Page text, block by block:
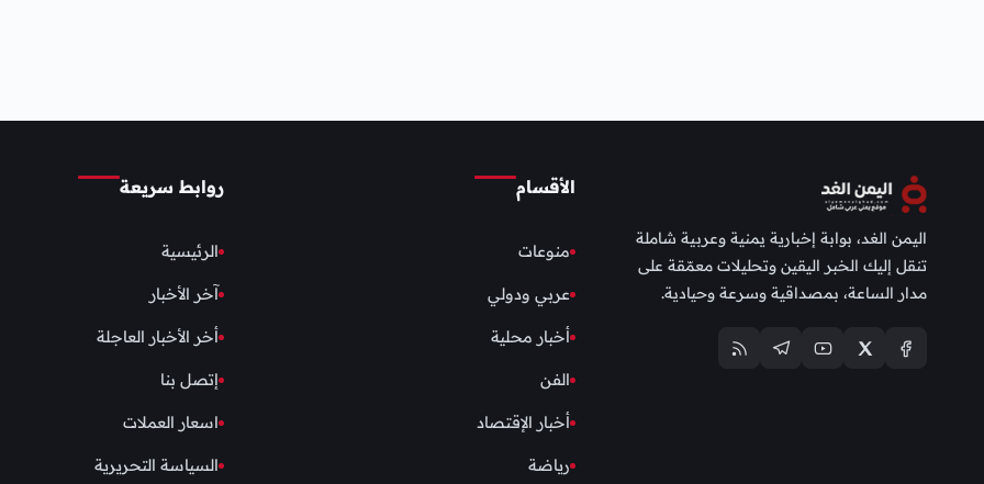
اليمن الغد، بوابة إخبارية يمنية وعربية شاملة
تنقل إليك الخبر اليقين وتحليلات معمّقة على
مدار الساعة، بمصداقية وسرعة وحيادية.
الأقسام
منوعات
عربي ودولي
أخبار محلية
الفن
أخبار الإقتصاد
رياضة
روابط سريعة
الرئيسية
آخر الأخبار
أخر الأخبار العاجلة
إتصل بنا
اسعار العملات
السياسة التحريرية